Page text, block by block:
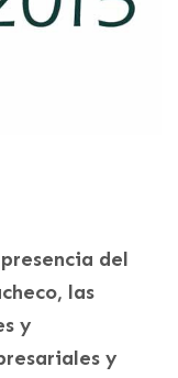
del
las
y
y